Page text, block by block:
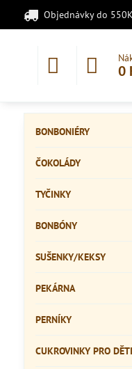
Objednávky do
0
BONBONIÉRY
ČOKOLÁDY
TYČINKY
BONBÓNY
SUŠENKY/KEKSY
PEKÁRNA
PERNÍKY
CUKROVINKY PRO DĚTI